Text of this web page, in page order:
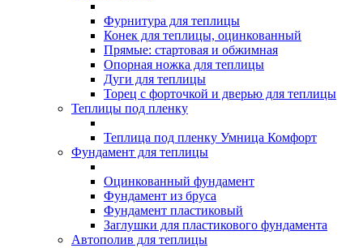
Фурнитура для теплицы
Конек для теплицы, оцинкованный
Прямые: стартовая и обжимная
Опорная ножка для теплицы
Дуги для теплицы
Торец с форточкой и дверью для теплицы
Теплицы под пленку
Теплица под пленку Умница Комфорт
Фундамент для теплицы
Оцинкованный фундамент
Фундамент из бруса
Фундамент пластиковый
Заглушки для пластикового фундамента
Автополив для теплицы